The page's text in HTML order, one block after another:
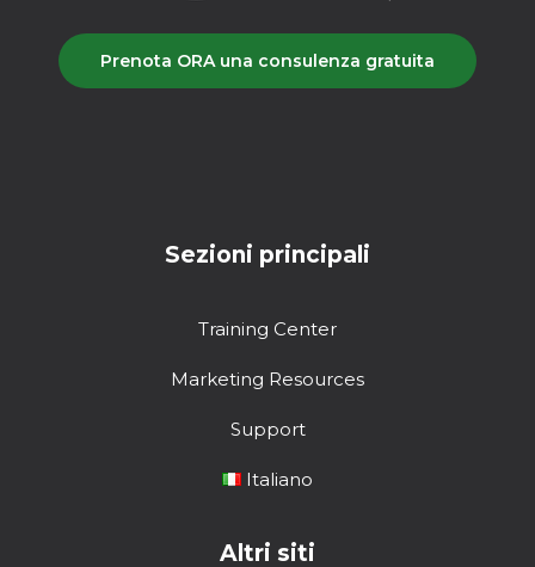
Prenota ORA una consulenza gratuita
Sezioni principali
Training Center
Marketing Resources
Support
Italiano
Altri siti